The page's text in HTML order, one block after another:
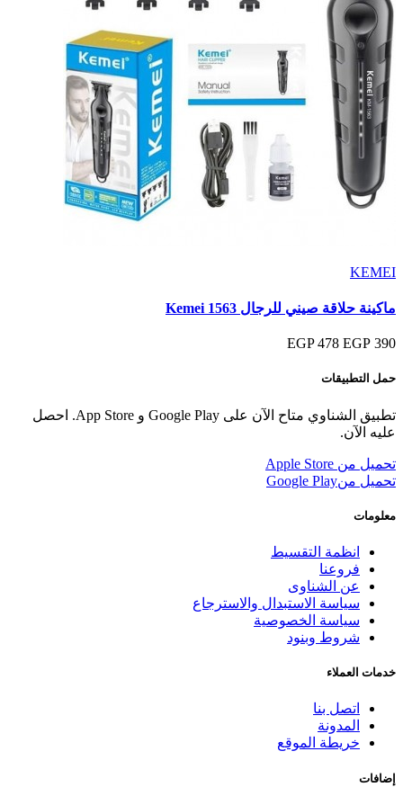
KEMEI
ماكينة حلاقة صيني للرجال Kemei 1563
390 EGP
478 EGP
حمل التطبيقات
تطبيق الشناوي متاح الآن على Google Play و App Store. احصل
عليه الآن.
تحميل من Apple Store
تحميل منGoogle Play
معلومات
انظمة التقسيط
فروعنا
عن الشناوى
سياسة الاستبدال والاسترجاع
سياسة الخصوصية
شروط وبنود
خدمات العملاء
اتصل بنا
المدونة
خريطة الموقع
إضافات